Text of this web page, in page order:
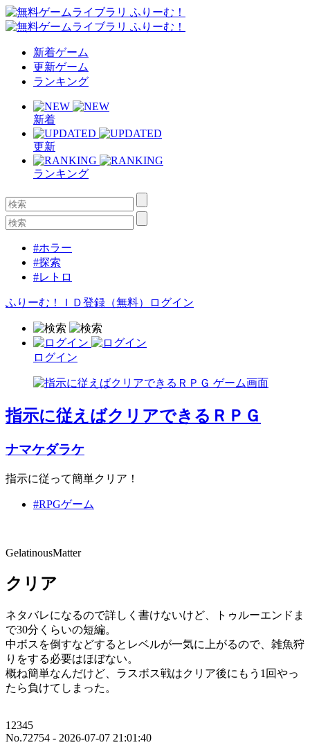
新着ゲーム
更新ゲーム
ランキング
新着
更新
ランキング
#ホラー
#探索
#レトロ
ふりーむ！ＩＤ登録（無料） ログイン
ログイン
指示に従えばクリアできるＲＰＧ
ナマケダラケ
指示に従って簡単クリア！
#RPGゲーム
GelatinousMatter
クリア
ネタバレになるので詳しく書けないけど、トゥルーエンドま
で30分くらいの短編。
中ボスを倒すなどするとレベルが一気に上がるので、雑魚狩
りをする必要はほぼない。
概ね簡単なんだけど、ラスボス戦はクリア後にもう1回やっ
たら負けてしまった。
12345
No.72754 - 2026-07-07 21:01:40